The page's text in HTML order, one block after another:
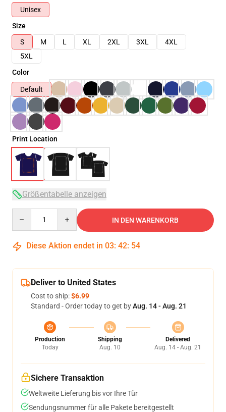
Unisex
Size
S
M L XL 2XL 3XL
4XL
5XL
Color
Default
Print Location
Größentabelle anzeigen
IN DEN WARENKORB
Diese Aktion endet in 03: 42: 53
Deliver to United States
Cost to ship:$6.99
Standard - Order today to get byAug. 14 - Aug. 21
Production
Today
Shipping
Aug. 10
Delivered
Aug. 14 - Aug. 21
Sichere Transaktion
Weltweite Lieferung bis vor Ihre Tür
Sendungsnummer für alle Pakete bereitgestellt